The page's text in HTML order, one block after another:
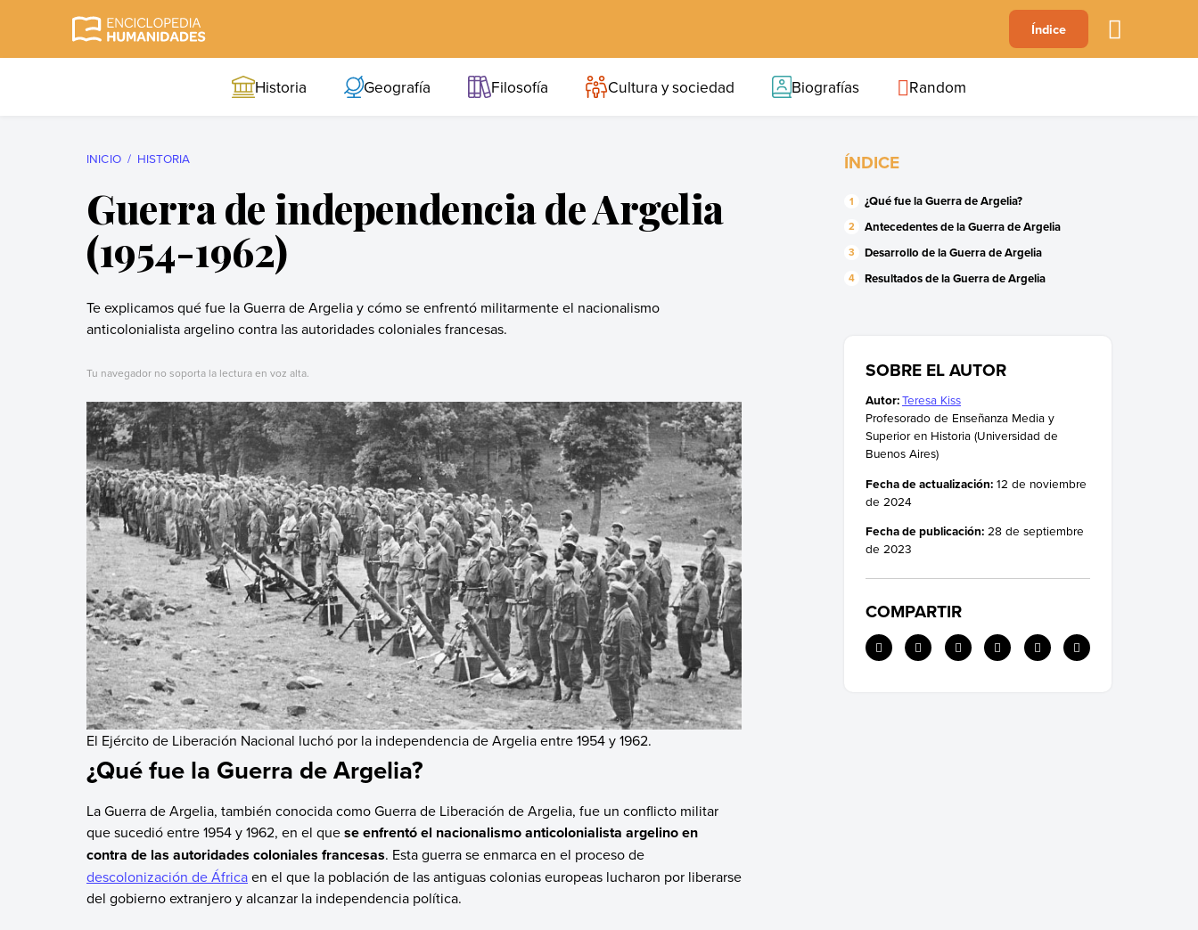
B C F
Índice
Historia Geografía Filosofía Cultura y sociedad Biografías Random
INICIO HISTORIA
Guerra de independencia de Argelia
(1954-1962)
Te explicamos qué fue la Guerra de Argelia y cómo se enfrentó militarmente el nacionalismo
anticolonialista argelino contra las autoridades coloniales francesas.
Tu navegador no soporta la lectura en voz alta.
El Ejército de Liberación Nacional luchó por la independencia de Argelia entre 1954 y 1962.
¿Qué fue la Guerra de Argelia?
La Guerra de Argelia, también conocida como Guerra de Liberación de Argelia, fue un conflicto militar
que sucedió entre 1954 y 1962, en el quese enfrentó el nacionalismo anticolonialista argelino en
contra de las autoridades coloniales francesas. Esta guerra se enmarca en el proceso de
descolonización de Áfricaen el que la población de las antiguas colonias europeas lucharon por liberarse
del gobierno extranjero y alcanzar la independencia política.
ÍNDICE
¿Qué fue la Guerra de Argelia?
Antecedentes de la Guerra de Argelia
Desarrollo de la Guerra de Argelia
Resultados de la Guerra de Argelia
SOBRE EL AUTOR
Autor:Teresa Kiss
Profesorado de Enseñanza Media y
Superior en Historia (Universidad de
Buenos Aires)
Fecha de actualización: 12 de noviembre
de 2024
Fecha de publicación: 28 de septiembre
de 2023
COMPARTIR